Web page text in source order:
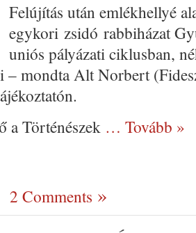
Felújítás után emlékhellyé
egykori zsidó rabbiházat
uniós pályázati ciklusban,
– mondta Alt Norbert
a Történészek … Tovább »
2 Comments